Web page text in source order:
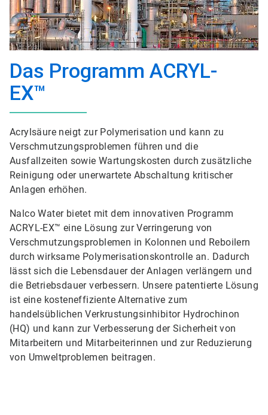
Das Programm ACRYL-
EX™
Acrylsäure neigt zur Polymerisation und kann zu
Verschmutzungsproblemen führen und die
Ausfallzeiten sowie Wartungskosten durch zusätzliche
Reinigung oder unerwartete Abschaltung kritischer
Anlagen erhöhen.
Nalco Water bietet mit dem innovativen Programm
ACRYL-EX™ eine Lösung zur Verringerung von
Verschmutzungsproblemen in Kolonnen und Reboilern
durch wirksame Polymerisationskontrolle an. Dadurch
lässt sich die Lebensdauer der Anlagen verlängern und
die Betriebsdauer verbessern. Unsere patentierte Lösung
ist eine kosteneffiziente Alternative zum
handelsüblichen Verkrustungsinhibitor Hydrochinon
(HQ) und kann zur Verbesserung der Sicherheit von
Mitarbeitern und Mitarbeiterinnen und zur Reduzierung
von Umweltproblemen beitragen.